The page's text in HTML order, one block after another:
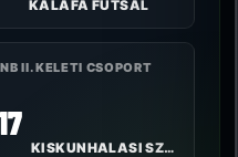
KALAFA FUTSAL
II. KELETI CSOPORT
KISKUNHALASI SZILÁDY RFC